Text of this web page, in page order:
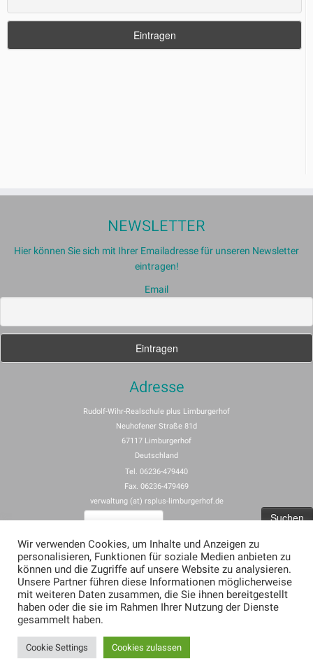
NEWSLETTER
Hier können Sie sich mit Ihrer Emailadresse für unseren Newsletter
eintragen!
Email
Adresse
Rudolf-Wihr-Realschule plus Limburgerhof
Neuhofener Straße 81d
67117 Limburgerhof
Deutschland
Tel. 06236-479440
Fax. 06236-479469
verwaltung (at) rsplus-limburgerhof.de
Impressum
Allgemeine Nutzungsbedingungen für rspus-limburgerhof.de
Erklärung zum Datenschutz (Privacy Policy) für rsplus-limburgerhof.de
Wir verwenden Cookies, um Inhalte und Anzeigen zu
personalisieren, Funktionen für soziale Medien anbieten zu
können und die Zugriffe auf unsere Website zu analysieren.
Unsere Partner führen diese Informationen möglicherweise
mit weiteren Daten zusammen, die Sie ihnen bereitgestellt
haben oder die sie im Rahmen Ihrer Nutzung der Dienste
gesammelt haben.
Cookie Settings Cookies zulassen